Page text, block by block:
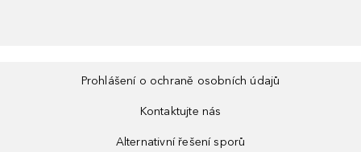
Prohlášení o ochraně osobních údajů
Kontaktujte nás
Alternativní řešení sporů